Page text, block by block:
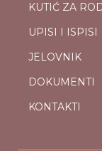
KUTIĆ ZA
UPISI I ISPISI
JELOVNIK
DOKUMENTI
KONTAKTI